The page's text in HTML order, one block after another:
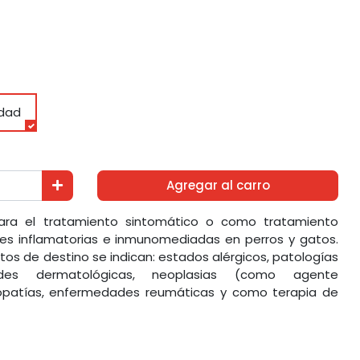
Agregar al carro
el tratamiento sintomático o como tratamiento
inflamatorias e inmunomediadas en perros y gatos.
de destino se indican: estados alérgicos, patologías
dermatológicas, neoplasias (como agente
enfermedades reumáticas y como terapia de